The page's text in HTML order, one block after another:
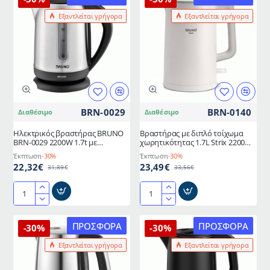
Inox
πλήρως
ανοξείδωτος
φωτεινή
ένδειξη
λειτουργίας
1.7L
Εξαντλείται γρήγορα
Διαθέσιμο BRN-0029
Ηλεκτρικός βραστήρας BRUNO
BRN-0029 2200W 1.7t με
αφαιρούμενο και πλενόμενο
φίλτρο και βάση 360°
Έκπτωση-30%
22,32€ 31,89€
Ηλεκτρικός
BRUNO
BRN-
2200W
Εξαντλείται γρήγορα
Διαθέσιμο BRN-0140
Βραστήρας με διπλό τοίχωμα
χωρητικότητας 1.7L Strix 2200W
σε λευκό χρώμα BRUNO
Έκπτωση-30%
23,49€ 33,56€
Βραστήρας
διπλό
τοίχωμα
χωρητικότητας
ΠΡΟΣΦΟΡΆ
Εξαντλείται γρήγορα
-30% ΠΡΟΣΦΟΡΆ
Εξαντλείται γρήγορα
-30%